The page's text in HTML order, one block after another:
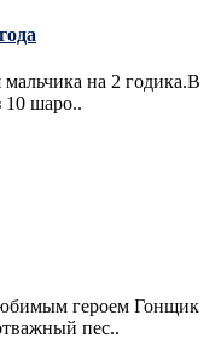
на 2 годика.В
10 шаро..
героем Гонщик
пес..